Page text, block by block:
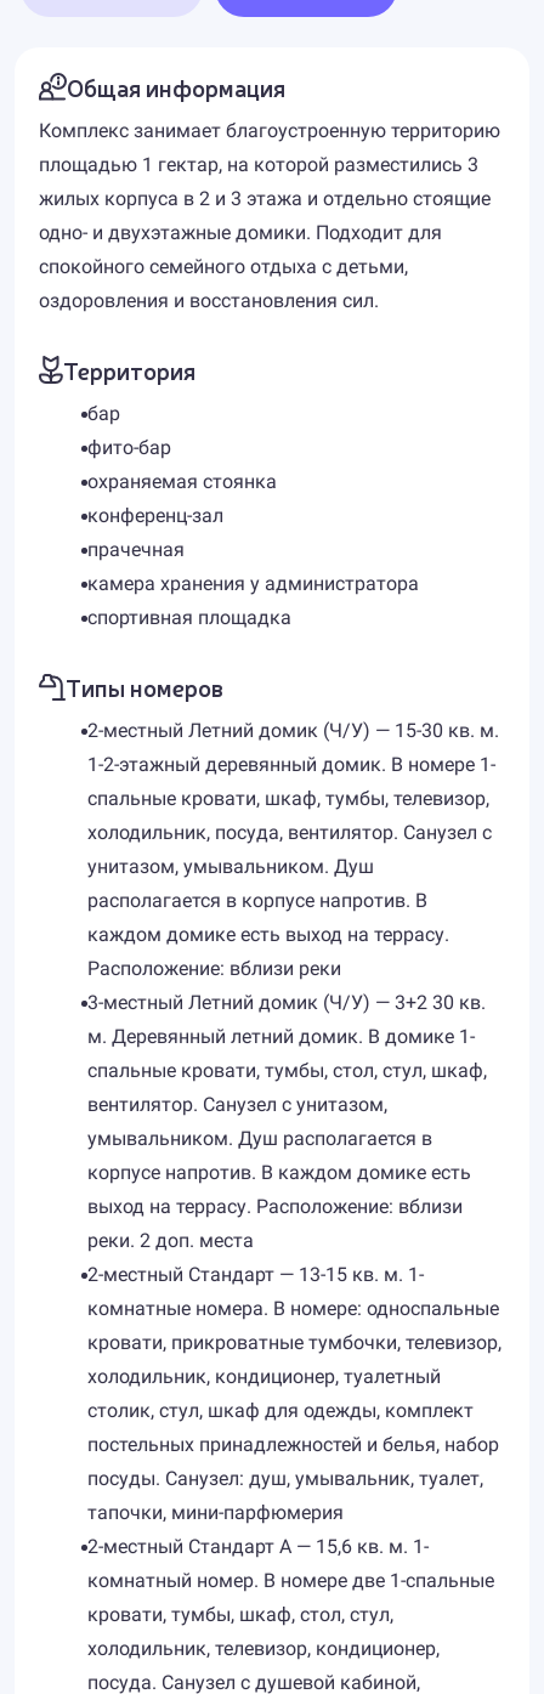
Общая информация
Комплекс занимает благоустроенную территорию
площадью 1 гектар, на которой разместились 3
жилых корпуса в 2 и 3 этажа и отдельно стоящие
одно- и двухэтажные домики. Подходит для
спокойного семейного отдыха с детьми,
оздоровления и восстановления сил.
Территория
бар
фито-бар
охраняемая стоянка
конференц-зал
прачечная
камера хранения у администратора
спортивная площадка
Типы номеров
​2-местный Летний домик (Ч/У) — 15-30 кв. м.
1-2-этажный деревянный домик. В номере 1-
спальные кровати, шкаф, тумбы, телевизор,
холодильник, посуда, вентилятор. Санузел c
унитазом, умывальником. Душ
располагается в корпусе напротив. В
каждом домике есть выход на террасу.
Расположение: вблизи реки
3-местный Летний домик (Ч/У) — 3+2 30 кв.
м. Деревянный летний домик. В домике 1-
спальные кровати, тумбы, стол, стул, шкаф,
вентилятор. Санузел c унитазом,
умывальником. Душ располагается в
корпусе напротив. В каждом домике есть
выход на террасу. Расположение: вблизи
реки. 2 доп. места
2-местный Стандарт — 13-15 кв. м. 1-
комнатные номера. В номере: односпальные
кровати, прикроватные тумбочки, телевизор,
холодильник, кондиционер, туалетный
столик, стул, шкаф для одежды, комплект
постельных принадлежностей и белья, набор
посуды. Санузел: душ, умывальник, туалет,
тапочки, мини-парфюмерия
2-местный Стандарт А — 15,6 кв. м. 1-
комнатный номер. В номере две 1-спальные
кровати, тумбы, шкаф, стол, стул,
холодильник, телевизор, кондиционер,
посуда. Санузел c душевой кабиной,